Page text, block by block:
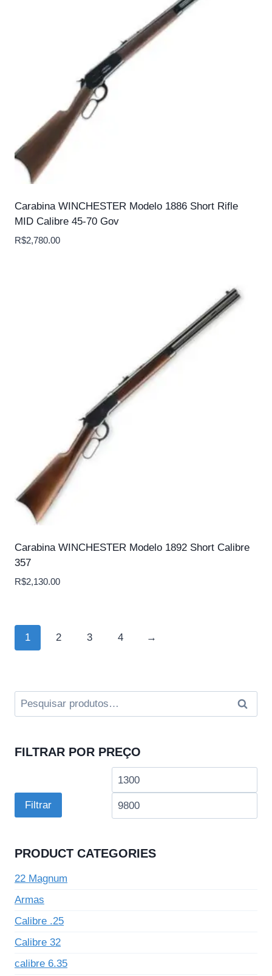
Carabina WINCHESTER Modelo 1886 Short Rifle
MID Calibre 45-70 Gov
R$2,780.00
Carabina WINCHESTER Modelo 1892 Short Calibre
357
R$2,130.00
1 2 3 4 →
Pesquisar
por:
FILTRAR POR PREÇO
Preço
Filtrar
PRODUCT CATEGORIES
22 Magnum
Armas
Calibre .25
Calibre 32
calibre 6.35